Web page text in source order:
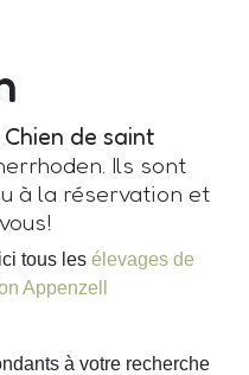
de saint
Ils sont
à la réservation et
tous les élevages de
Appenzell
à votre recherche